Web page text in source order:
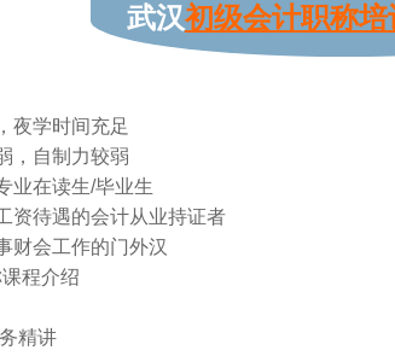
武汉初级会计职称培
夜学时间充足
，自制力较弱
业在读生/毕业生
资待遇的会计从业持证者
财会工作的门外汉
程介绍
精讲